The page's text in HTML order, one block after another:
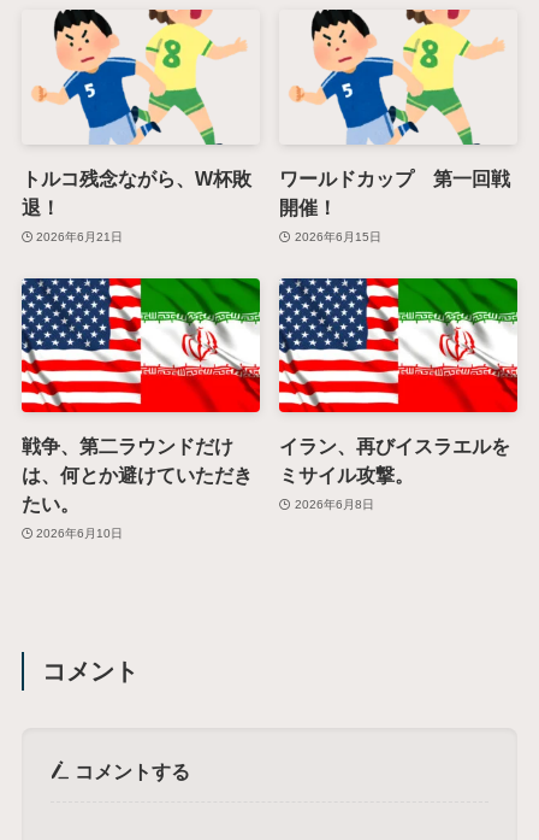
トルコ残念ながら、W杯敗
退！
2026年6月21日
ワールドカップ 第一回戦
開催！
2026年6月15日
戦争、第二ラウンドだけ
は、何とか避けていただき
たい。
2026年6月10日
イラン、再びイスラエルを
ミサイル攻撃。
2026年6月8日
コメント
コメントする